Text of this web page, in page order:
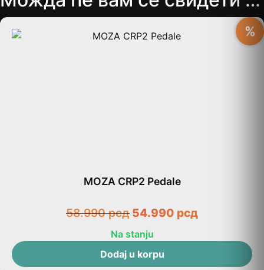
MOZA CRP2 Pedale
58.990рсд 54.990 рсд
Na stanju
Dodaj u korpu